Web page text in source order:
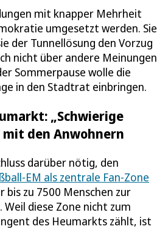
mit knapper Mehrheit
umgesetzt werden. Sie
der Tunnellösung den Vorzug
nicht über andere Meinungen
Sommerpause wolle die
in den Stadtrat einbringen.
„Schwierige
den Anwohnern
darüber nötig, den
EM als zentrale Fan-Zone
bis zu 7500 Menschen zur
diese Zone nicht zum
des Heumarkts zählt, ist